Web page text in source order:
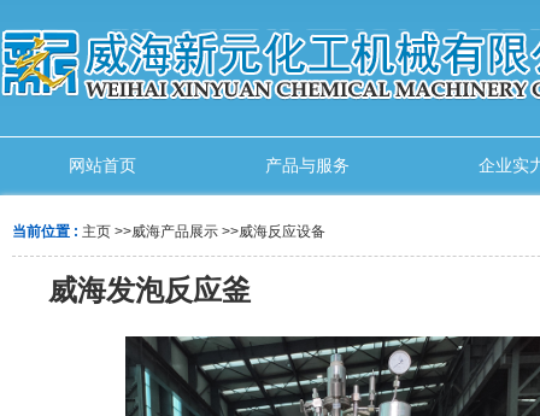
网站首页 产品与服务 企业实
当前位置 : 主页 >>威海产品展示 >>威海反应设备
威海发泡反应釜